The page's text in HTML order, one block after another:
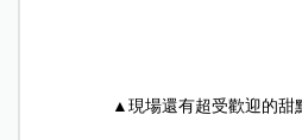
▲現場還有超受歡迎的甜